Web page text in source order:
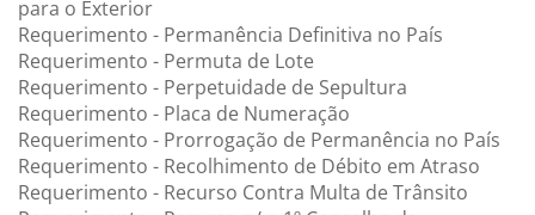
para o Exterior
Requerimento - Permanência Definitiva no País
Requerimento - Permuta de Lote
Requerimento - Perpetuidade de Sepultura
Requerimento - Placa de Numeração
Requerimento - Prorrogação de Permanência no País
Requerimento - Recolhimento de Débito em Atraso
Requerimento - Recurso Contra Multa de Trânsito